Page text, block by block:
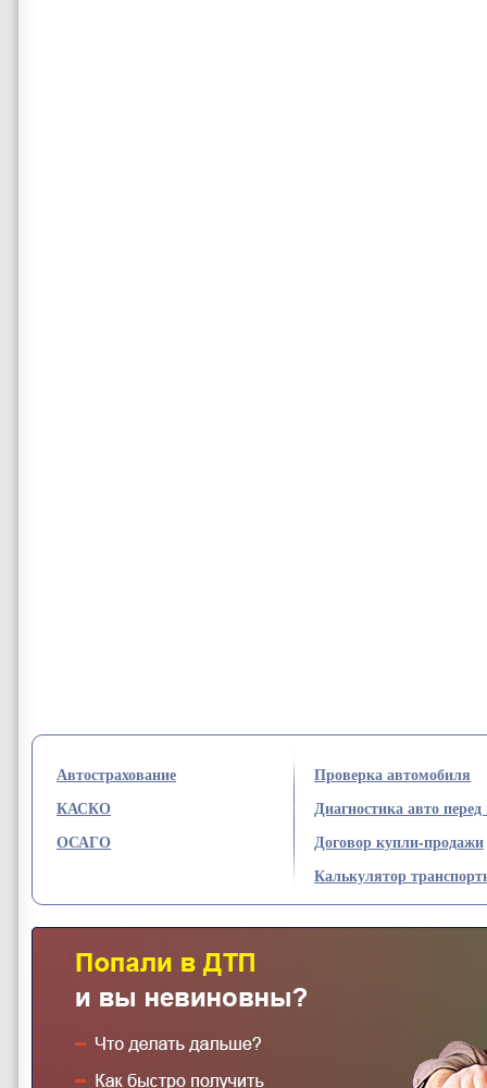
Автострахование
КАСКО
ОСАГО
Проверка автомобиля
Диагностика авто
Договор купли-продажи
Калькулятор